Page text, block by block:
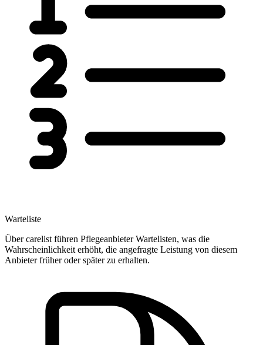
Warteliste
Über carelist führen Pflegeanbieter Wartelisten, was die
Wahrscheinlichkeit erhöht, die angefragte Leistung von diesem
Anbieter früher oder später zu erhalten.